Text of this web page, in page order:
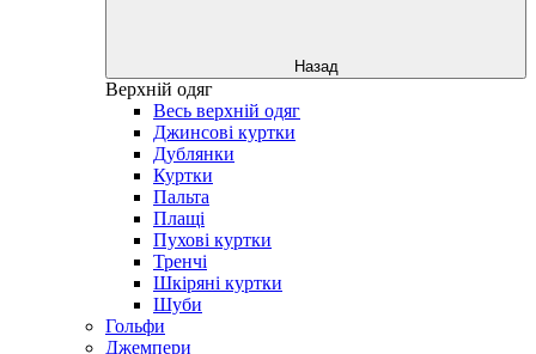
Назад
Верхній одяг
Весь верхній одяг
Джинсові куртки
Дублянки
Куртки
Пальта
Плащі
Пухові куртки
Тренчі
Шкіряні куртки
Шуби
Гольфи
Джемпери